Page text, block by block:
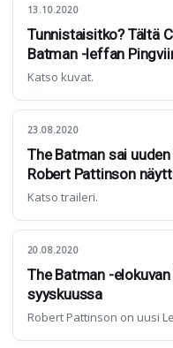
13.10.2020
Tunnistaisitko? Tältä
Batman -leffan
Katso kuvat.
23.08.2020
The Batman sai
Robert Pattinson
Katso traileri.
20.08.2020
The Batman -
syyskuussa
Robert Pattinson on uusi